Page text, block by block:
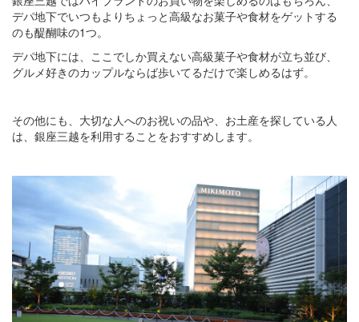
デパ地下でいつもよりちょっと高級なお菓子や食材をゲットする
のも醍醐味の1つ。
デパ地下には、ここでしか買えない高級菓子や食材が立ち並び、
グルメ好きのカップルならば歩いてるだけで楽しめるはず。
その他にも、大切な人へのお祝いの品や、お土産を探している人
は、銀座三越を利用することをおすすめします。